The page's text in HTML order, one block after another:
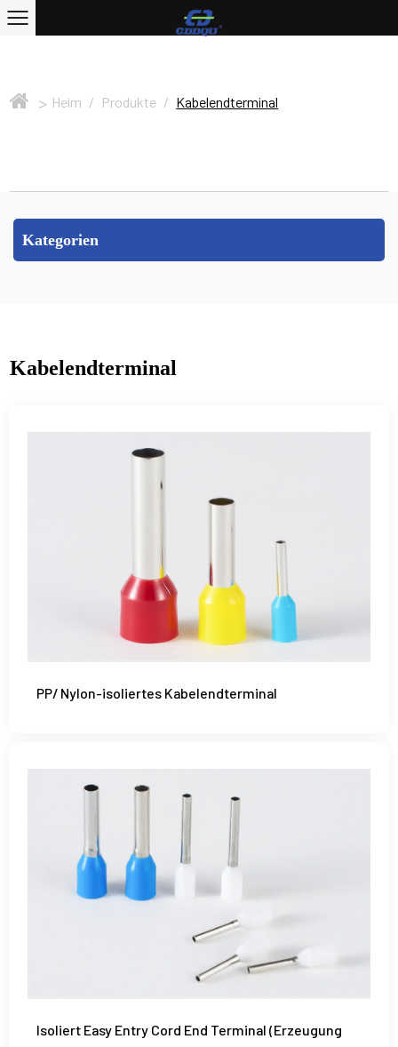
> Heim / Produkte / Kabelendterminal
Kategorien
Kabelendterminal
PP/ Nylon-isoliertes Kabelendterminal
Isoliert Easy Entry Cord End Terminal (Erzeugung